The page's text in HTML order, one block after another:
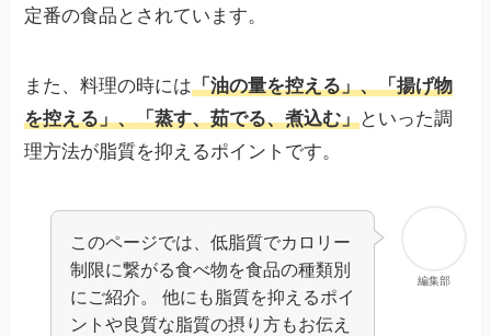
定番の食品とされています。
また、料理の時には「油の量を控える」、「揚げ物
を控える」、「蒸す、茹でる、煮込む」といった調
理方法が脂質を抑えるポイントです。
編集部
このページでは、低脂質でカロリー
制限に繋がる食べ物を食品の種類別
にご紹介。 他にも脂質を抑えるポイ
ントや良質な脂質の摂り方もお伝え